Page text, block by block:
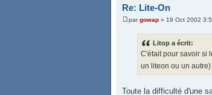
Re: Lite-On
pargowap » 19 Oct 2002
Litop a écrit:
C'était pour savoir si
un liteon ou un autre)
Toute la difficulté d'une